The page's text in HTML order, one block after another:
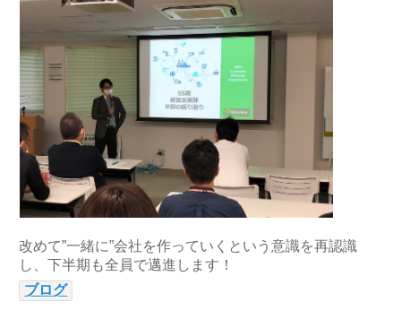
改めて”一緒に”会社を作っていくという意識を再認識
し、下半期も全員で邁進します！
ブログ